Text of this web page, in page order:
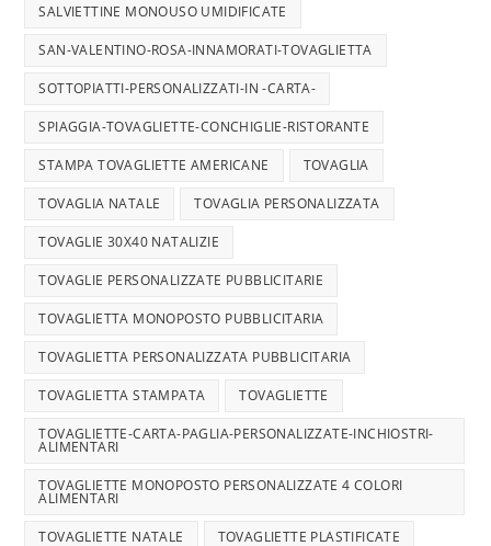
SALVIETTINE MONOUSO UMIDIFICATE
SAN-VALENTINO-ROSA-INNAMORATI-TOVAGLIETTA
SOTTOPIATTI-PERSONALIZZATI-IN -CARTA-
SPIAGGIA-TOVAGLIETTE-CONCHIGLIE-RISTORANTE
STAMPA TOVAGLIETTE AMERICANE TOVAGLIA
TOVAGLIA NATALE TOVAGLIA PERSONALIZZATA
TOVAGLIE 30X40 NATALIZIE
TOVAGLIE PERSONALIZZATE PUBBLICITARIE
TOVAGLIETTA MONOPOSTO PUBBLICITARIA
TOVAGLIETTA PERSONALIZZATA PUBBLICITARIA
TOVAGLIETTA STAMPATA TOVAGLIETTE
TOVAGLIETTE-CARTA-PAGLIA-PERSONALIZZATE-INCHIOSTRI-
ALIMENTARI
TOVAGLIETTE MONOPOSTO PERSONALIZZATE 4 COLORI
ALIMENTARI
TOVAGLIETTE NATALE TOVAGLIETTE PLASTIFICATE